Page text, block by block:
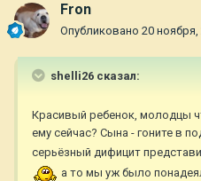
Fron
Опубликовано 20 ноября,
shelli26 сказал:
Красивый ребенок, молодцы
ему сейчас? Сына - гоните в
серьёзный дифицит
а то мы уж было